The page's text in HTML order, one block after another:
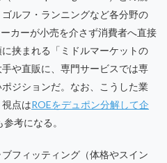
ルフ・ランニングなど各分野の
カーが小売を介さず消費者へ直接
挟まれる「ミドルマーケットの
や直販に、専門サービスでは専
ジションだ。なお、こうした業
点はROEをデュポン分解して企
参考になる。
フィッティング（体格やスイン